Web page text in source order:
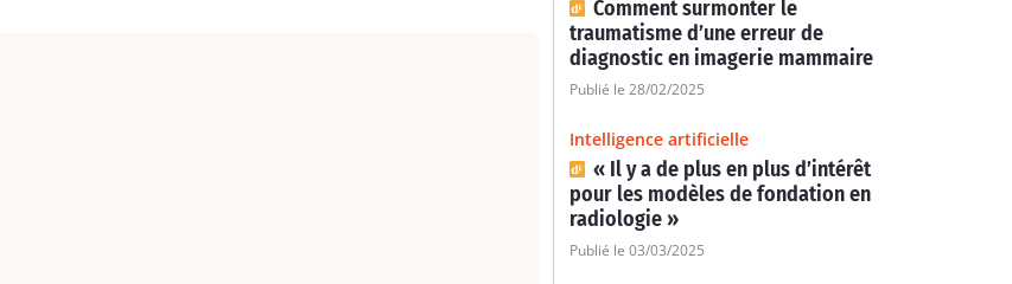
Comment surmonter le
traumatisme d’une erreur de
diagnostic en imagerie mammaire
Publié le 28/02/2025
Intelligence artificielle
« Il y a de plus en plus d’intérêt
pour les modèles de fondation en
radiologie »
Publié le 03/03/2025